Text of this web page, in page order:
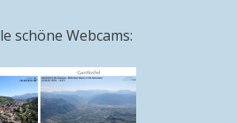
schöne Webcams: